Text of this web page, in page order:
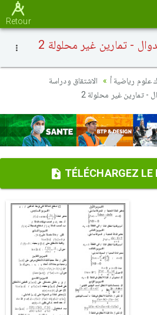
Retour
- تمارين غير محلولة 2
علوم رياضية أ
الاشتقاق ودراسة
- تمارين غير محلولة 2
TÉLÉCHARGEZ